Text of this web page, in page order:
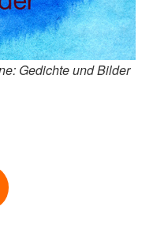
Gedichte und Bilder